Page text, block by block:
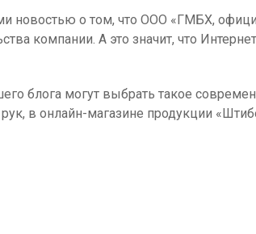
новостью о том, что ООО «ГМБХ,
компании. А это значит, что
блога могут выбрать такое
в онлайн-магазине продукции